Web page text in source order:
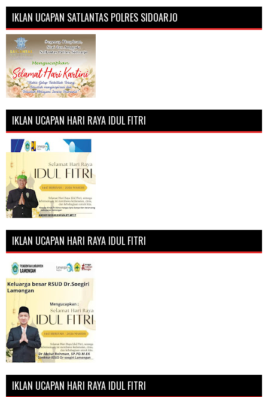
IKLAN UCAPAN SATLANTAS POLRES SIDOARJO
IKLAN UCAPAN HARI RAYA IDUL FITRI
IKLAN UCAPAN HARI RAYA IDUL FITRI
IKLAN UCAPAN HARI RAYA IDUL FITRI